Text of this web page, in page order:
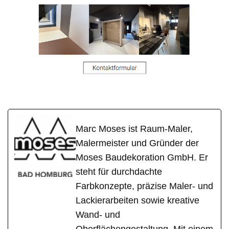
Marc Moses ist Raum-Maler,
Malermeister und Gründer der
Moses Baudekoration GmbH. Er
steht für durchdachte
Farbkonzepte, präzise Maler- und
Lackierarbeiten sowie kreative
Wand- und